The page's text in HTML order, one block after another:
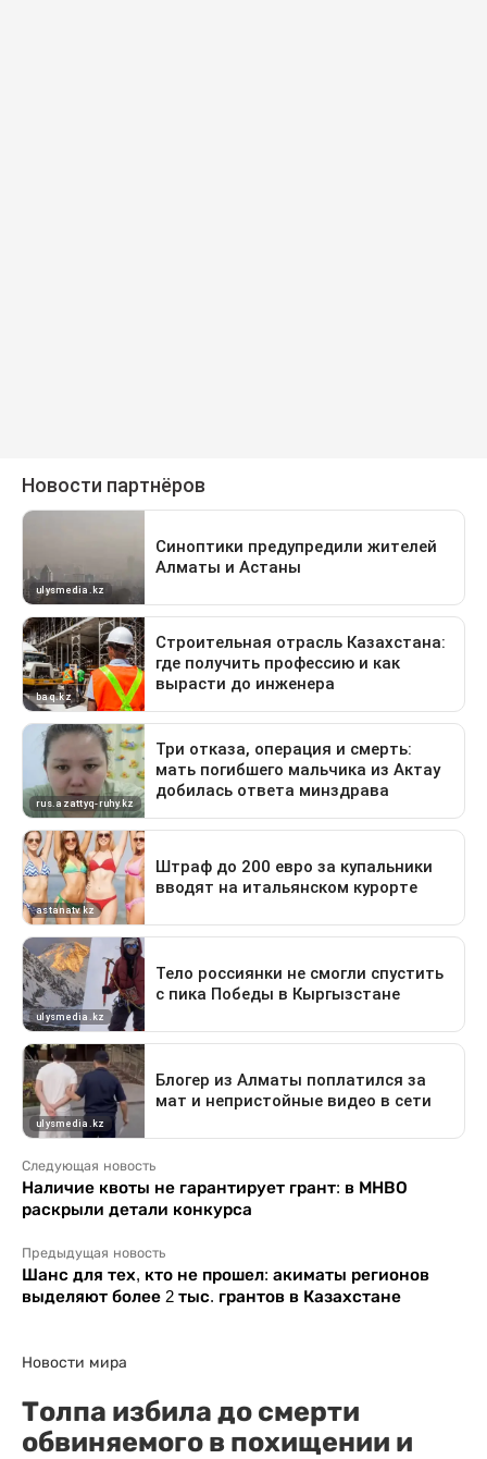
Следующая новость
Наличие квоты не гарантирует грант: в МНВО
раскрыли детали конкурса
Предыдущая новость
Шанс для тех, кто не прошел: акиматы регионов
выделяют более 2 тыс. грантов в Казахстане
Новости мира
Толпа избила до смерти
обвиняемого в похищении и